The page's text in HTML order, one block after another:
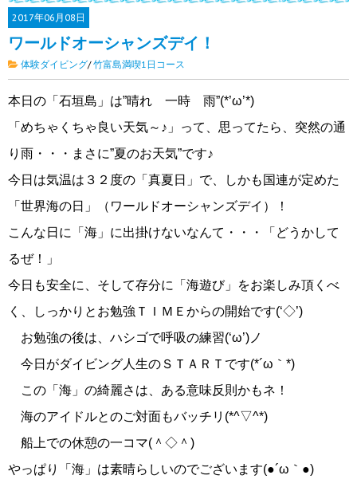
2017年06月08日
ワールドオーシャンズデイ！
体験ダイビング/ 竹富島満喫1日コース
本日の「石垣島」は”晴れ 一時 雨”(*’ω’*)
「めちゃくちゃ良い天気～♪」って、思ってたら、突然の通
り雨・・・まさに”夏のお天気”です♪
今日は気温は３２度の「真夏日」で、しかも国連が定めた
「世界海の日」（ワールドオーシャンズデイ）！
こんな日に「海」に出掛けないなんて・・・「どうかして
るぜ！」
今日も安全に、そして存分に「海遊び」をお楽しみ頂くべ
く、しっかりとお勉強ＴＩＭＥからの開始です(‘◇’)ゞ
お勉強の後は、ハシゴで呼吸の練習(‘ω’)ノ
今日がダイビング人生のＳＴＡＲＴです(*´ω｀*)
この「海」の綺麗さは、ある意味反則かもネ！
海のアイドルとのご対面もバッチリ(*^▽^*)
船上での休憩の一コマ(＾◇＾)
やっぱり「海」は素晴らしいのでございます(●´ω｀●)